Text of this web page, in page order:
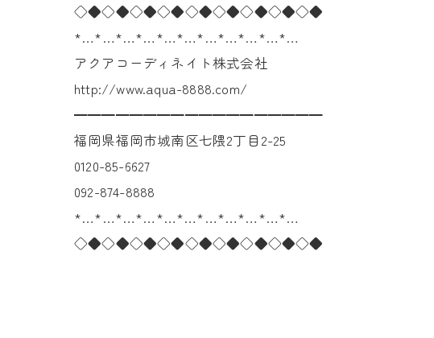
◇◆◇◆◇◆◇◆◇◆◇◆◇◆◇◆◇◆
*…*…*…*…*…*…*…*…*…*…*…
アクアコーディネイト株式会社
http://www.aqua-8888.com/
━━━━━━━━━━━━━━━━━━
福岡県福岡市城南区七隈2丁目2-25
0120-85-6627
092-874-8888
*…*…*…*…*…*…*…*…*…*…*…
◇◆◇◆◇◆◇◆◇◆◇◆◇◆◇◆◇◆